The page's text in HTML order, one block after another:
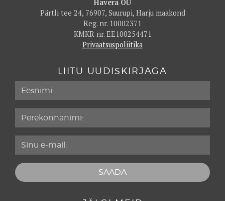
Havera OÜ
Pärtli tee 24, 76907, Suurupi, Harju maakond
Reg. nr. 10002371
KMKR nr. EE100254471
Privaatsuspoliitika
LIITU UUDISKIRJAGA